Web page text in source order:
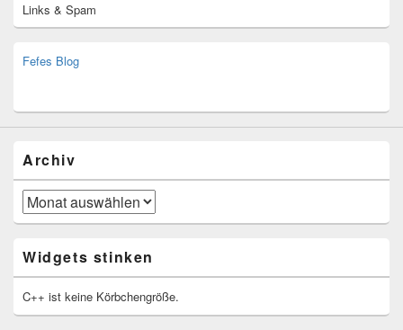
Links & Spam
Fefes Blog
Archiv
Archiv
Widgets stinken
C++ ist keine Körbchengröße.